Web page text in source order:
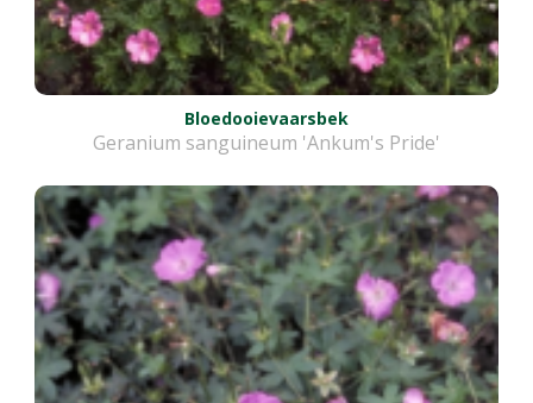
Bloedooievaarsbek
Geranium sanguineum 'Ankum's Pride'